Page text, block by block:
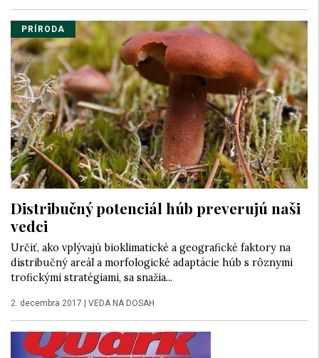
PRÍRODA
Distribučný potenciál húb preverujú naši
vedci
Určiť, ako vplývajú bioklimatické a geografické faktory na
distribučný areál a morfologické adaptácie húb s rôznymi
trofickými stratégiami, sa snažia...
2. decembra 2017 VEDA NA DOSAH